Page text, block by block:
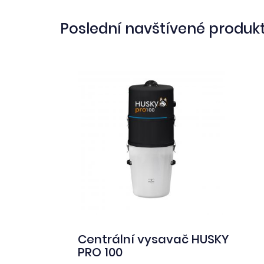
Poslední navštívené
Centrální vysavač HUSKY
PRO 100